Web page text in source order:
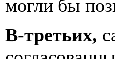
могли бы
В-третьих,